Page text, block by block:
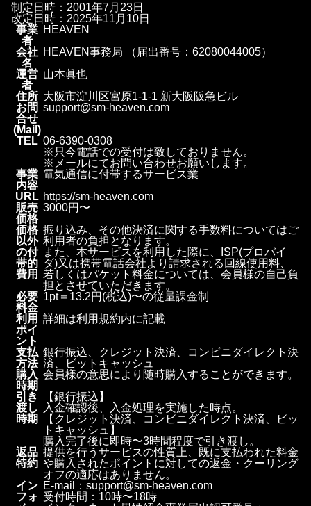
制定日時：2001年7月23日
改定日時：2025年11月10日
事業
者
HEAVEN
会社
名
HEAVEN事務局 （届出番号：62080044005）
運営
者
山本眞也
住所 大阪市淀川区宮原1-1-1 新大阪阪急ビル
お問
合せ
(Mail)
support@sm-heaven.com
TEL 06-6390-0308
※只今電話での受付は致しておりません。
※メールにてお問い合わせお願いします。
事業
内容
電気通信に付帯するサービス業
URL https://sm-heaven.com
販売
価格
3000円〜
価格
以外
の付
帯的
費用
振り込み、その他決済に関する手数料についてはご
利用者の負担となります。
また、本サービスを利用した際に、ISP(プロバイ
ダ)又は携帯電話会社より請求される回線使用料、
若しくはパケット料金については、会員様の自己負
担とさせていただきます。
必要
料金
1pt＝13.2円(税込)〜の従量課金制
利用
ポイ
ント
詳細は利用規約内に記載
支払
方法
銀行振込、クレジット決済、コンビニダイレクト決
済、ビットキャッシュ
購入
時期
会員様の意思により随時購入することができます。
引き
渡し
時期
【銀行振込】
入金確認後、入金処理を実施した時点。
【クレジット決済、コンビニダイレクト決済、ビッ
トキャッシュ】
購入完了後に即時〜3時間程度で引き渡し。
返品
特約
提供を行うサービスの性質上、既に支払われた料金
や購入されたポイントに対しての返金・クーリング
オフの適応はありません。
イン
フォ
E-mail：support@sm-heaven.com
受付時間：10時〜18時